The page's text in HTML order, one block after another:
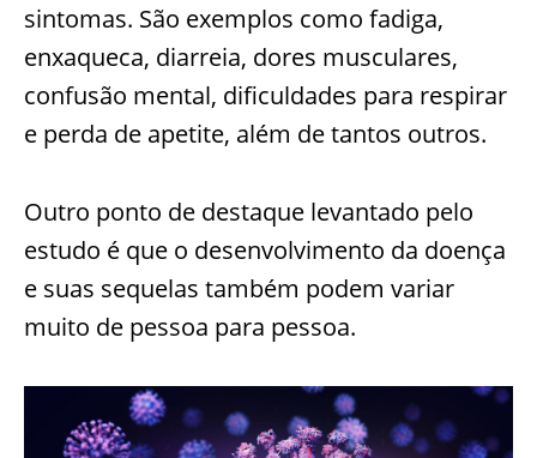
sintomas. São exemplos como fadiga,
enxaqueca, diarreia, dores musculares,
confusão mental, dificuldades para respirar
e perda de apetite, além de tantos outros.
Outro ponto de destaque levantado pelo
estudo é que o desenvolvimento da doença
e suas sequelas também podem variar
muito de pessoa para pessoa.